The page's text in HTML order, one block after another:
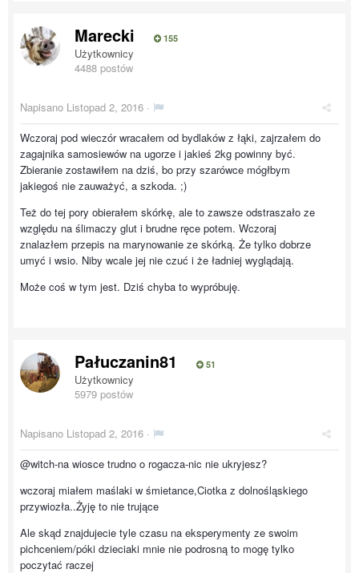
Marecki 155
Użytkownicy
4488 postów
Napisano Listopad 2, 2016 ·
Wczoraj pod wieczór wracałem od bydlaków z łąki, zajrzałem do
zagajnika samosiewów na ugorze i jakieś 2kg powinny być.
Zbieranie zostawiłem na dziś, bo przy szarówce mógłbym
jakiegoś nie zauważyć, a szkoda. ;)
Też do tej pory obierałem skórkę, ale to zawsze odstraszało ze
względu na ślimaczy glut i brudne ręce potem. Wczoraj
znalazłem przepis na marynowanie ze skórką. Że tylko dobrze
umyć i wsio. Niby wcale jej nie czuć i że ładniej wyglądają.
Może coś w tym jest. Dziś chyba to wypróbuję.
Pałuczanin81 51
Użytkownicy
5979 postów
Napisano Listopad 2, 2016 ·
@witch-na wiosce trudno o rogacza-nic nie ukryjesz?
wczoraj miałem maślaki w śmietance,Ciotka z dolnośląskiego
przywiozła..Żyję to nie trujące
Ale skąd znajdujecie tyle czasu na eksperymenty ze swoim
pichceniem/póki dzieciaki mnie nie podrosną to mogę tylko
poczytać raczej